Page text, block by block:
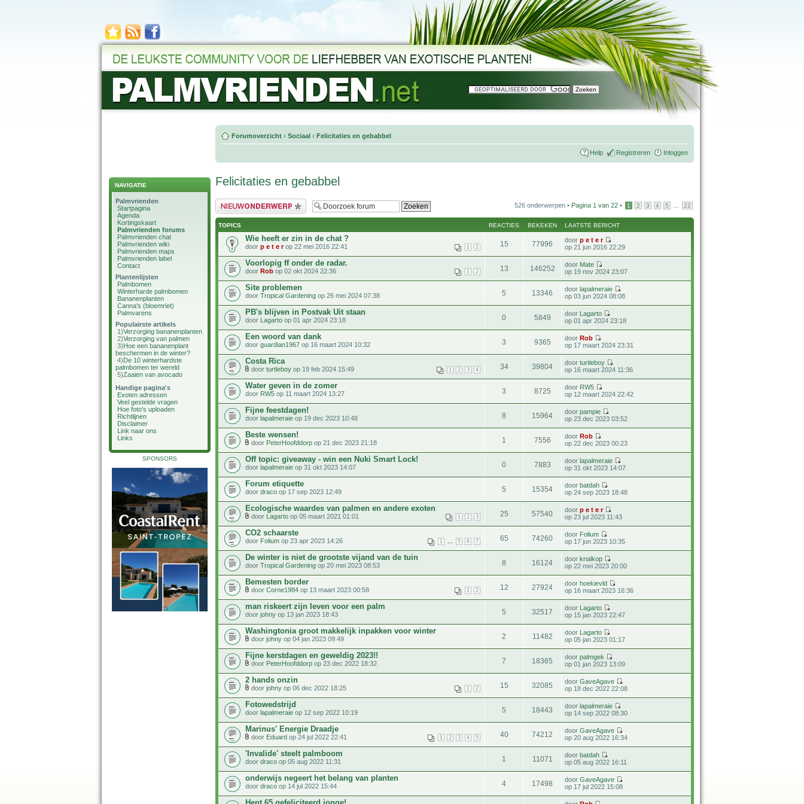
NAVIGATIE
Palmvrienden
Startpagina
Agenda
Kortingskaart
Palmvrienden forums
Palmvrienden chat
Palmvrienden wiki
Palmvrienden maps
Palmvrienden label
Contact
Plantenlijsten
Palmbomen
Winterharde palmbomen
Bananenplanten
Canna's (bloemriet)
Palmvarens
Populairste artikels
1)Verzorging bananenplanten
2)Verzorging van palmen
3)Hoe een bananenplant
beschermen in de winter?
4)De 10 winterhardste
palmbomen ter wereld
5)Zaaien van avocado
Handige pagina's
Exoten adressen
Veel gestelde vragen
Hoe foto's uploaden
Richtlijnen
Disclaimer
Link naar ons
Links
SPONSORS
Forumoverzicht ‹ Sociaal ‹ Felicitaties en gebabbel
Help Registreren Inloggen
Felicitaties en gebabbel
Plaats een nieuw bericht 526 onderwerpen • Pagina 1 van 22 • 1 2 3 4 5 22
TOPICS REACTIES BEKEKEN LAATSTE BERICHT
Wie heeft er zin in de chat ?
1 2
door p e t e rop 22 mei 2016 22:41 15 77996 doorp e t e r
op 21 jun 2016 22:29
Voorlopig ff onder de radar.
1 2
door Rob op 02 okt 2024 22:36 13 146252 door Mate
op 19 nov 2024 23:07
Site problemen
door Tropical Gardening op 26 mei 2024 07:38 5 13346 doorlapalmeraie
op 03 jun 2024 08:08
PB's blijven in Postvak Uit staan
door Lagarto op 01 apr 2024 23:18 0 5849 door Lagarto
op 01 apr 2024 23:18
Een woord van dank
door guardian1967 op 16 maart 2024 10:32 3 9365 doorRob
op 17 maart 2024 23:31
Costa Rica
1 2 3 4
door turtleboy op 19 feb 2024 15:49 34 39804 doorturtleboy
op 16 maart 2024 11:36
Water geven in de zomer
door RW5 op 11 maart 2024 13:27 3 8725 door RW5
op 12 maart 2024 22:42
Fijne feestdagen!
door lapalmeraie op 19 dec 2023 10:48 8 15964 doorpampie
op 23 dec 2023 03:52
Beste wensen!
door PeterHoofddorp op 21 dec 2023 21:18 1 7556 doorRob
op 22 dec 2023 00:23
Off topic: giveaway - win een Nuki Smart Lock!
door lapalmeraie op 31 okt 2023 14:07 0 7883 doorlapalmeraie
op 31 okt 2023 14:07
Forum etiquette
door draco op 17 sep 2023 12:49 5 15354 doorbatdah
op 24 sep 2023 18:48
Ecologische waardes van palmen en andere exoten
1 2 3
door Lagarto op 05 maart 2021 01:01 25 57540 doorp e t e r
op 23 jul 2023 11:43
CO2 schaarste
1 5 6 7
door Folium op 23 apr 2023 14:26 65 74260 door Folium
op 17 jun 2023 10:35
De winter is niet de grootste vijand van de tuin
door Tropical Gardening op 20 mei 2023 08:53 8 16124 doorknalkop
op 22 mei 2023 20:00
Bemesten border
1 2
door Corne1984 op 13 maart 2023 00:58 12 27924 doorhoekievld
op 16 maart 2023 16:36
man riskeert zijn leven voor een palm
door johny op 13 jan 2023 18:43 5 32517 door Lagarto
op 15 jan 2023 22:47
Washingtonia groot makkelijk inpakken voor winter
door johny op 04 jan 2023 09:49 2 11482 door Lagarto
op 05 jan 2023 01:17
Fijne kerstdagen en geweldig 2023!!
door PeterHoofddorp op 23 dec 2022 18:32 7 18365 doorpalmgek
op 01 jan 2023 13:09
2 hands onzin
1 2
door johny op 06 dec 2022 18:25 15 32085 doorGaveAgave
op 18 dec 2022 22:08
Fotowedstrijd
door lapalmeraie op 12 sep 2022 10:19 5 18443 doorlapalmeraie
op 14 sep 2022 08:30
Marinus' Energie Draadje
1 2 3 4 5
door Eduard op 24 jul 2022 22:41 40 74212 doorGaveAgave
op 20 aug 2022 16:34
'Invalide' steelt palmboom
door draco op 05 aug 2022 11:31 1 11071 doorbatdah
op 05 aug 2022 16:11
onderwijs negeert het belang van planten
door draco op 14 jul 2022 15:44 4 17498 doorGaveAgave
op 17 jul 2022 15:08
Hent 65 gefeliciteerd jonge!